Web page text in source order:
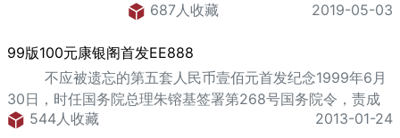
片，在相当长一段时间内都据有唯一性。
的品种。它的发行，从根本上刺激了新一
轮的国内收藏热，曝光度极高，因此它的
认知度也极高。 从目前的市场情况来
看，当时面额10元的10元奥运钞价格大约
687人收藏 2019-05-03
99版100元康银阁首发EE888
不应被遗忘的第五套人民币壹佰元首发纪念1999年6月
30日，时任国务院总理朱镕基签署第268号国务院令，责成
中国人民银行自1999年10月1日起陆续发行第五版币。1999
544人收藏 2013-01-24